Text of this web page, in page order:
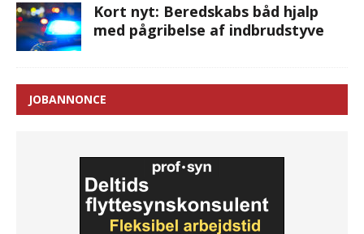
Kort nyt: Beredskabs båd hjalp
med pågribelse af indbrudstyve
JOBANNONCE